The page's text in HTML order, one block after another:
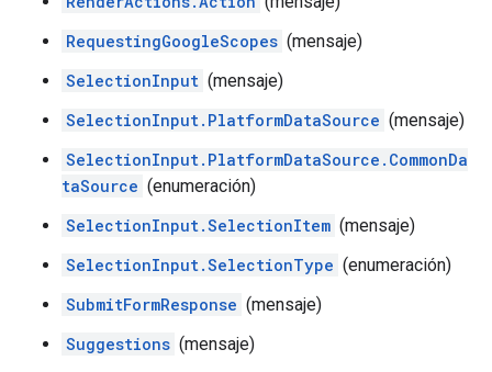
RequestingGoogleScopes (mensaje)
SelectionInput (mensaje)
SelectionInput.PlatformDataSource (mensaje)
SelectionInput.PlatformDataSource.CommonDa
taSource (enumeración)
SelectionInput.SelectionItem (mensaje)
SelectionInput.SelectionType (enumeración)
SubmitFormResponse (mensaje)
Suggestions (mensaje)